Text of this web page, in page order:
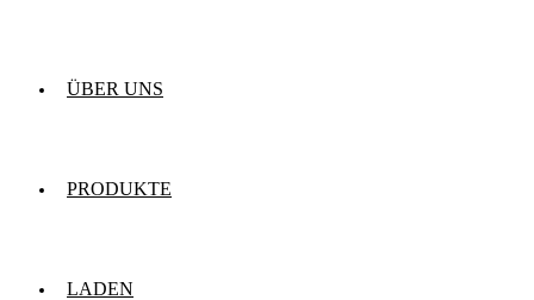
ÜBER UNS
PRODUKTE
LADEN